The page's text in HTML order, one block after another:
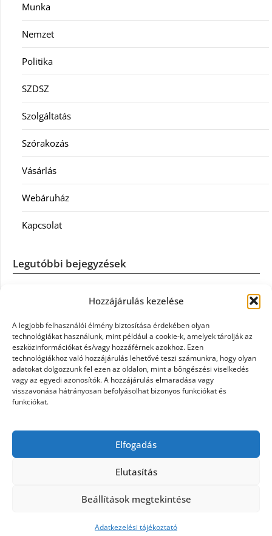
Hozzájárulás kezelése
A legjobb felhasználói élmény biztosítása érdekében olyan
technológiákat használunk, mint például a cookie-k, amelyek tárolják az
eszközinformációkat és/vagy hozzáférnek azokhoz. Ezen
technológiákhoz való hozzájárulás lehetővé teszi számunkra, hogy olyan
adatokat dolgozzunk fel ezen az oldalon, mint a böngészési viselkedés
vagy az egyedi azonosítók. A hozzájárulás elmaradása vagy
visszavonása hátrányosan befolyásolhat bizonyos funkciókat és
funkciókat.
Elfogadás
Elutasítás
Beállítások megtekintése
Adatkezelési tájékoztató
Munka
Nemzet
Politika
SZDSZ
Szolgáltatás
Szórakozás
Vásárlás
Webáruház
Kapcsolat
Legutóbbi bejegyzések
Casco szélvédőcsere: mikor éri meg a biztosítást igénybe
Könyvelés: mikor érdemes könyvelőt váltani?
Szövetkezeti jog: miért elengedhetetlen a szakszerű jogi
háttér a biztonságos működéshez
Munkajogi ügyvéd: miért nem érdemes várni a jogi
Tüll anyag: elegancia és sokoldalúság a Szakatex
kínálatában
Theme